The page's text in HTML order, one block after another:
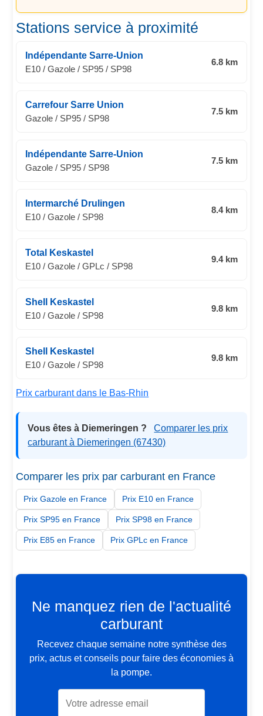
Stations service à proximité
Indépendante Sarre-Union
E10 / Gazole / SP95 / SP98
6.8 km
Carrefour Sarre Union
Gazole / SP95 / SP98
7.5 km
Indépendante Sarre-Union
Gazole / SP95 / SP98
7.5 km
Intermarché Drulingen
E10 / Gazole / SP98
8.4 km
Total Keskastel
E10 / Gazole / GPLc / SP98
9.4 km
Shell Keskastel
E10 / Gazole / SP98
9.8 km
Shell Keskastel
E10 / Gazole / SP98
9.8 km
Prix carburant dans le Bas-Rhin
Vous êtes à Diemeringen ?
Comparer les prix
carburant à Diemeringen (67430)
Comparer les prix par carburant en France
Prix Gazole en France Prix E10 en France
Prix SP95 en France Prix SP98 en France
Prix E85 en France Prix GPLc en France
Ne manquez rien de l'actualité
carburant
Recevez chaque semaine notre synthèse des
prix, actus et conseils pour faire des économies à
la pompe.